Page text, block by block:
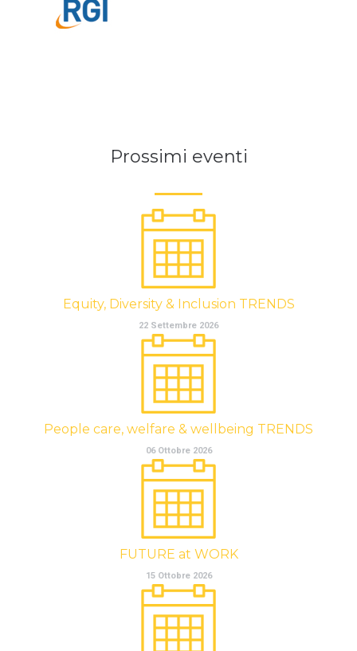
Prossimi eventi
Equity, Diversity & Inclusion TRENDS
22 Settembre 2026
People care, welfare & wellbeing TRENDS
06 Ottobre 2026
FUTURE at WORK
15 Ottobre 2026